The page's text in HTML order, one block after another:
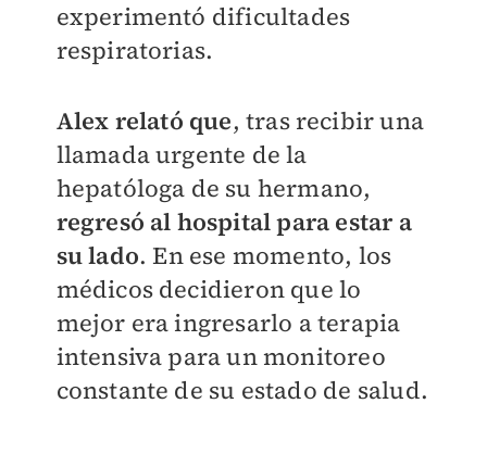
experimentó dificultades
respiratorias.
Alex relató que, tras recibir una
llamada urgente de la
hepatóloga de su hermano,
regresó al hospital para estar a
su lado. En ese momento, los
médicos decidieron que lo
mejor era ingresarlo a terapia
intensiva para un monitoreo
constante de su estado de salud.